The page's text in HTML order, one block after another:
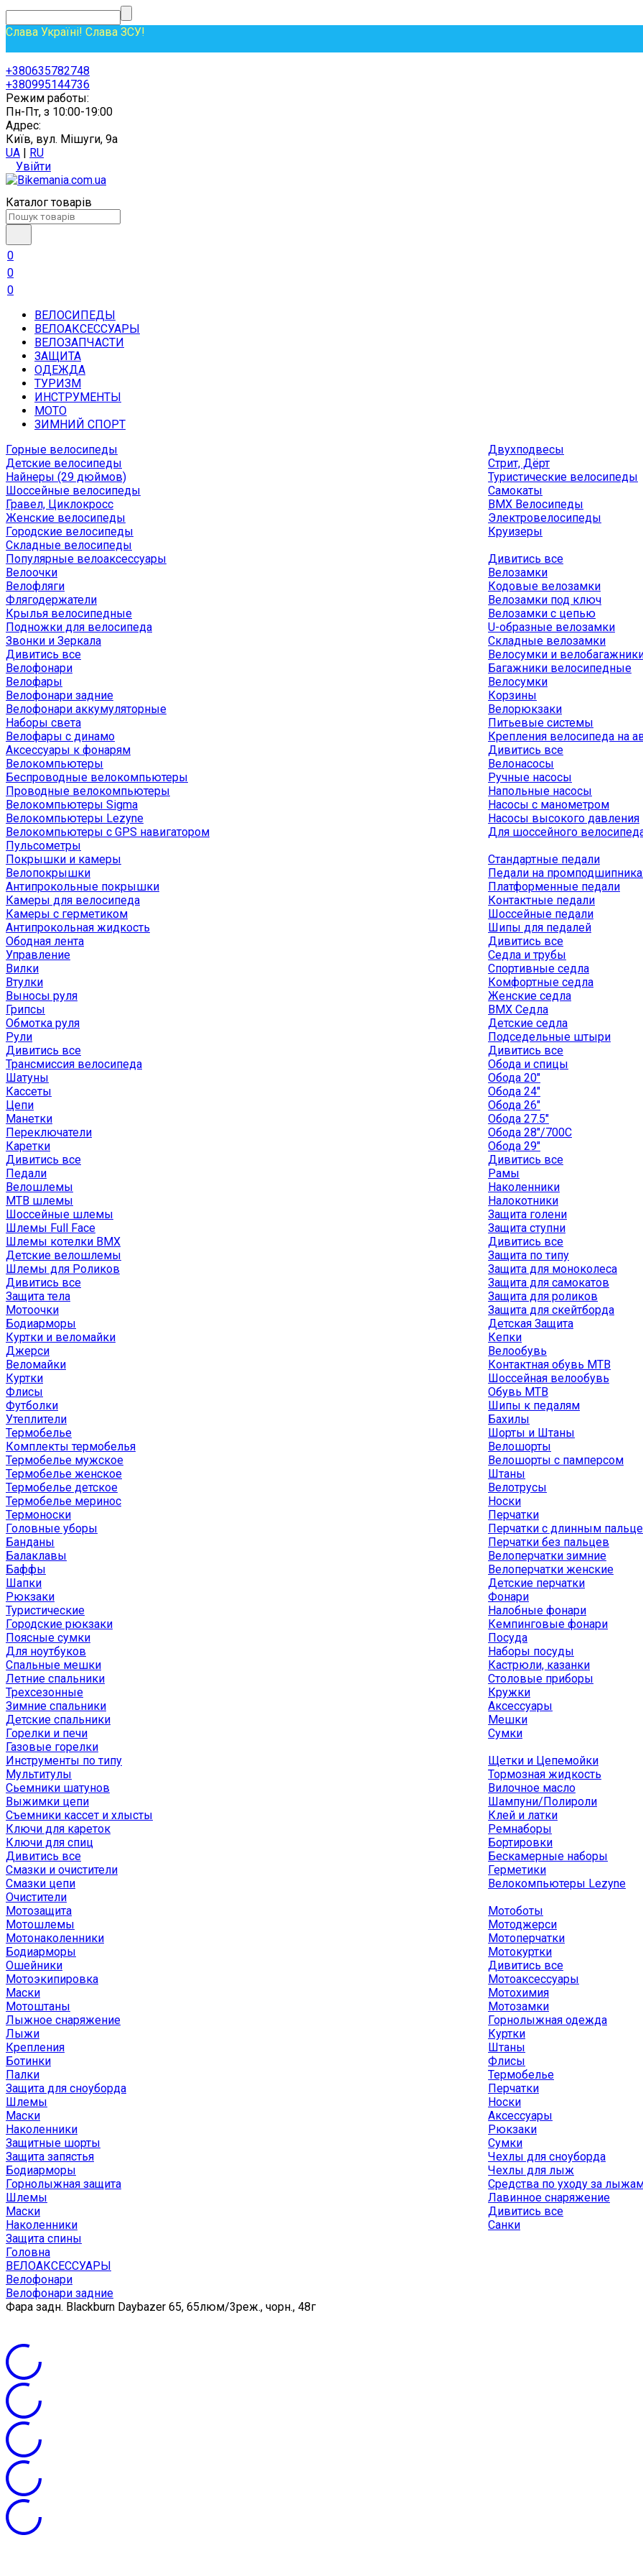
Слава Україні! Слава ЗСУ!
+380635782748
+380995144736
Режим работы:
Пн-Пт, з 10:00-19:00
Адрес:
Київ, вул. Мішуги, 9а
UA | RU
Увійти
Каталог товарів
0
0
0
ВЕЛОСИПЕДЫ
ВЕЛОАКСЕССУАРЫ
ВЕЛОЗАПЧАСТИ
ЗАЩИТА
ОДЕЖДА
ТУРИЗМ
ИНСТРУМЕНТЫ
МОТО
ЗИМНИЙ СПОРТ
Горные велосипеды
Детские велосипеды
Найнеры (29 дюймов)
Шоссейные велосипеды
Гравел, Циклокросс
Женские велосипеды
Городcкие велосипеды
Складные велосипеды
Двухподвесы
Стрит, Дёрт
Туристические велосипеды
Самокаты
BMX Велосипеды
Электровелосипеды
Круизеры
Популярные велоаксессуары
Велоочки
Велофляги
Флягодержатели
Крылья велосипедные
Подножки для велосипеда
Звонки и Зеркала
Дивитись все
Велофонари
Велофары
Велофонари задние
Велофонари аккумуляторные
Наборы света
Велофары с динамо
Аксессуары к фонарям
Велокомпьютеры
Беспроводные велокомпьютеры
Проводные велокомпьютеры
Велокомпьютеры Sigma
Велокомпьютеры Lezyne
Велокомпьютеры с GPS навигатором
Пульсометры
Дивитись все
Велозамки
Кодовые велозамки
Велозамки под ключ
Велозамки с цепью
U-образные велозамки
Складные велозамки
Велосумки и
Багажники велосипедные
Велосумки
Корзины
Велорюкзаки
Питьевые системы
Крепления велосипеда на
Дивитись все
Велонасосы
Ручные насосы
Напольные насосы
Насосы с манометром
Насосы высокого давления
Для шоссейного
Покрышки и камеры
Велопокрышки
Антипрокольные покрышки
Камеры для велосипеда
Камеры с герметиком
Антипрокольная жидкость
Ободная лента
Управление
Вилки
Втулки
Выносы руля
Грипсы
Обмотка руля
Рули
Дивитись все
Трансмиссия велосипеда
Шатуны
Кассеты
Цепи
Манетки
Переключатели
Каретки
Дивитись все
Педали
Стандартные педали
Педали на
Платформенные педали
Контактные педали
Шоссейные педали
Шипы для педалей
Дивитись все
Седла и трубы
Спортивные седла
Комфортные седла
Женские седла
BMX Седла
Детские седла
Подседельные штыри
Дивитись все
Обода и спицы
Обода 20"
Обода 24"
Обода 26"
Обода 27.5"
Обода 28"/700C
Обода 29"
Дивитись все
Рамы
Велошлемы
MTB шлемы
Шоссейные шлемы
Шлемы Full Face
Шлемы котелки BMX
Детские велошлемы
Шлемы для Роликов
Дивитись все
Защита тела
Мотоочки
Бодиарморы
Наколенники
Налокотники
Защита голени
Защита ступни
Дивитись все
Защита по типу
Защита для моноколеса
Защита для самокатов
Защита для роликов
Защита для скейтборда
Детская Защита
Куртки и веломайки
Джерси
Веломайки
Куртки
Флисы
Футболки
Утеплители
Термобелье
Комплекты термобелья
Термобелье мужское
Термобелье женское
Термобелье детское
Термобелье меринос
Термоноски
Головные уборы
Банданы
Балаклавы
Баффы
Шапки
Кепки
Велообувь
Контактная обувь MTB
Шоссейная велообувь
Обувь MTB
Шипы к педалям
Бахилы
Шорты и Штаны
Велошорты
Велошорты с памперсом
Штаны
Велотрусы
Носки
Перчатки
Перчатки с длинным
Перчатки без пальцев
Велоперчатки зимние
Велоперчатки женские
Детские перчатки
Рюкзаки
Туристические
Городские рюкзаки
Поясные сумки
Для ноутбуков
Спальные мешки
Летние спальники
Трехсезонные
Зимние спальники
Детские спальники
Горелки и печи
Газовые горелки
Фонари
Налобные фонари
Кемпинговые фонари
Посуда
Наборы посуды
Кастрюли, казанки
Столовые приборы
Кружки
Аксессуары
Мешки
Сумки
Инструменты по типу
Мультитулы
Сьемники шатунов
Выжимки цепи
Съемники кассет и хлысты
Ключи для кареток
Ключи для спиц
Дивитись все
Смазки и очистители
Смазки цепи
Очистители
Щетки и Цепемойки
Тормозная жидкость
Вилочное масло
Шампуни/Полироли
Клей и латки
Ремнаборы
Бортировки
Бескамерные наборы
Герметики
Велокомпьютеры Lezyne
Мотозащита
Мотошлемы
Мотонаколенники
Бодиарморы
Ошейники
Мотоэкипировка
Маски
Мотоштаны
Мотоботы
Мотоджерси
Мотоперчатки
Мотокуртки
Дивитись все
Мотоаксессуары
Мотохимия
Мотозамки
Лыжное снаряжение
Лыжи
Крепления
Ботинки
Палки
Защита для сноуборда
Шлемы
Маски
Наколенники
Защитные шорты
Защита запястья
Бодиарморы
Горнолыжная защита
Шлемы
Маски
Наколенники
Защита спины
Горнолыжная одежда
Куртки
Штаны
Флисы
Термобелье
Перчатки
Носки
Аксессуары
Рюкзаки
Сумки
Чехлы для сноуборда
Чехлы для лыж
Средства по уходу за
Лавинное снаряжение
Дивитись все
Санки
Головна
ВЕЛОАКСЕССУАРЫ
Велофонари
Велофонари задние
Фара задн. Blackburn Daybazer 65, 65люм/3реж., чорн., 48г